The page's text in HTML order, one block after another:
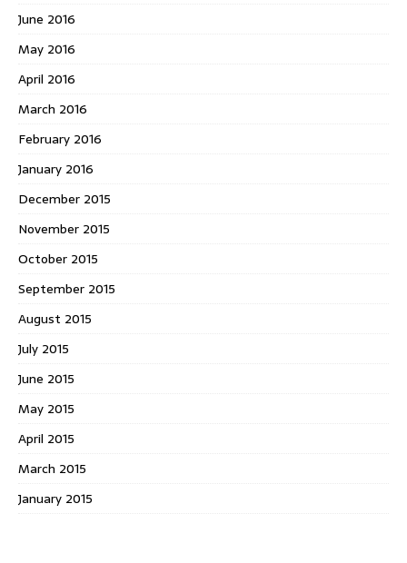
June 2016
May 2016
April 2016
March 2016
February 2016
January 2016
December 2015
November 2015
October 2015
September 2015
August 2015
July 2015
June 2015
May 2015
April 2015
March 2015
January 2015